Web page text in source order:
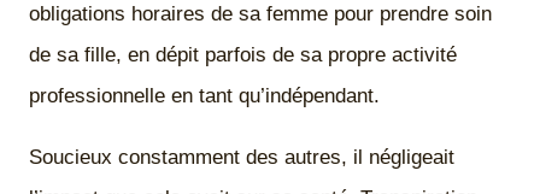
obligations horaires de sa femme pour prendre soin
de sa fille, en dépit parfois de sa propre activité
professionnelle en tant qu’indépendant.
Soucieux constamment des autres, il négligeait